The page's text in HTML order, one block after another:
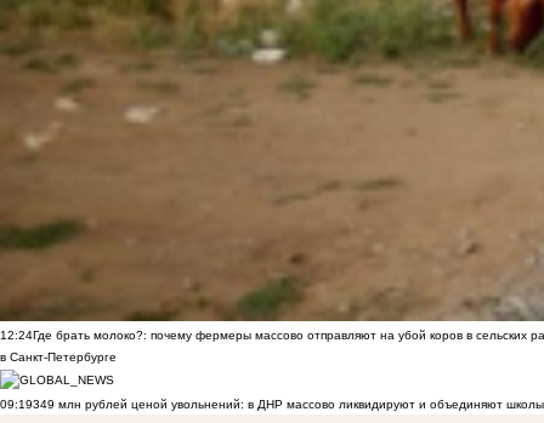
12:24Где брать молоко?: почему фермеры массово отправляют на убой коров в сельских
в Санкт-Петербурге
09:19349 млн рублей ценой увольнений: в ДНР массово ликвидируют и объединяют